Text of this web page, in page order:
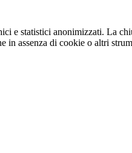
e statistici anonimizzati. La
in assenza di cookie o altri